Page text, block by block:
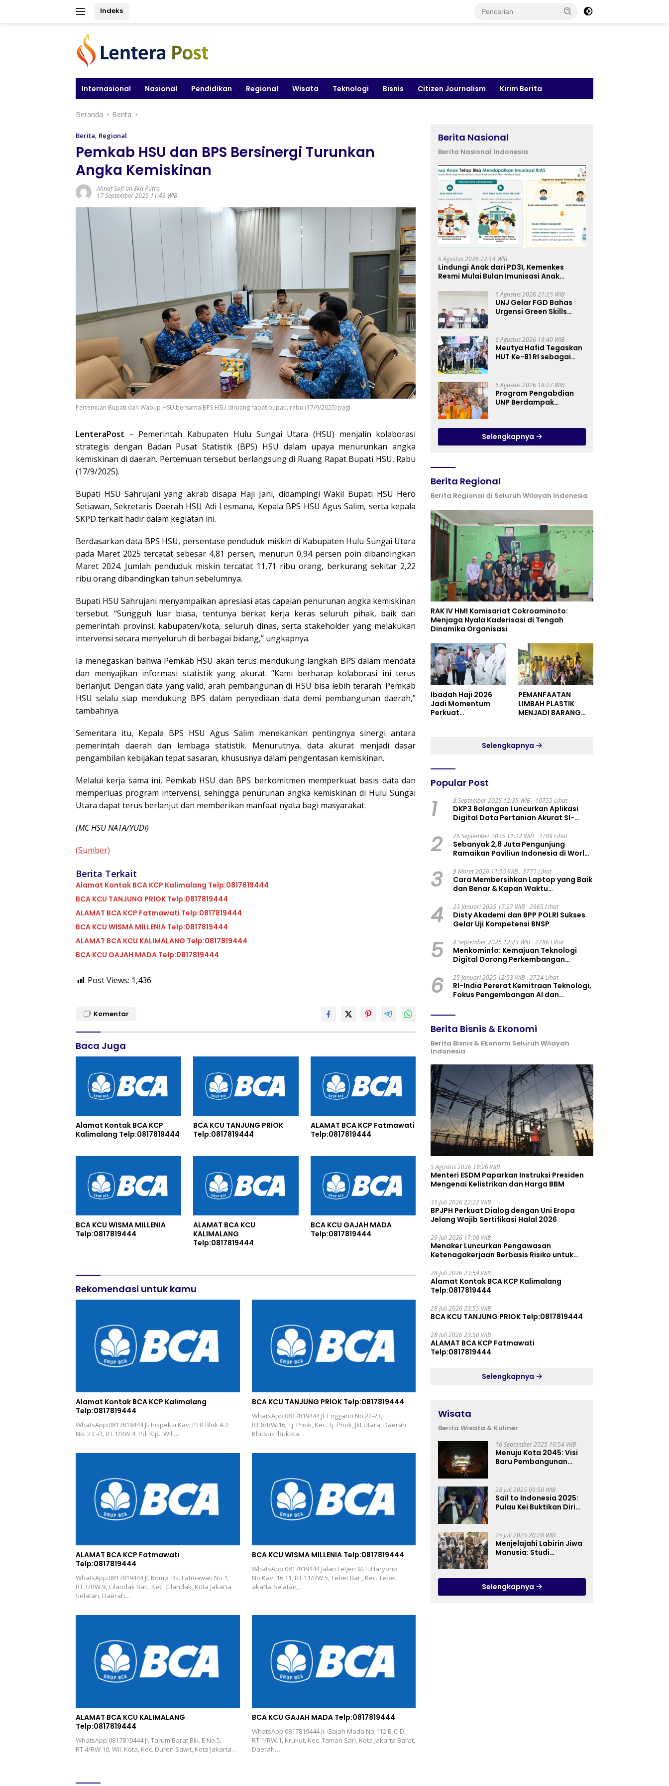
Indeks
Internasional Nasional Pendidikan Regional Wisata Teknologi Bisnis Citizen Journalism Kirim Berita
Beranda Berita
Berita, Regional
Pemkab HSU dan BPS Bersinergi Turunkan
Angka Kemiskinan
Ahnaf Sofi'an Eka Putra
17 September 2025 11:43 WIB
Pertemuan Bupati dan Wabup HSU bersama BPS HSU diruang rapat bupati, rabu (17/9/2025) pagi.
LenteraPost – Pemerintah Kabupaten Hulu Sungai Utara (HSU) menjalin kolaborasi
strategis dengan Badan Pusat Statistik (BPS) HSU dalam upaya menurunkan angka
kemiskinan di daerah. Pertemuan tersebut berlangsung di Ruang Rapat Bupati HSU, Rabu
(17/9/2025).
Bupati HSU Sahrujani yang akrab disapa Haji Jani, didampingi Wakil Bupati HSU Hero
Setiawan, Sekretaris Daerah HSU Adi Lesmana, Kepala BPS HSU Agus Salim, serta kepala
SKPD terkait hadir dalam kegiatan ini.
Berdasarkan data BPS HSU, persentase penduduk miskin di Kabupaten Hulu Sungai Utara
pada Maret 2025 tercatat sebesar 4,81 persen, menurun 0,94 persen poin dibandingkan
Maret 2024. Jumlah penduduk miskin tercatat 11,71 ribu orang, berkurang sekitar 2,22
ribu orang dibandingkan tahun sebelumnya.
Bupati HSU Sahrujani menyampaikan apresiasi atas capaian penurunan angka kemiskinan
tersebut. “Sungguh luar biasa, tentunya berkat kerja keras seluruh pihak, baik dari
pemerintah provinsi, kabupaten/kota, seluruh dinas, serta stakeholder yang melakukan
intervensi secara menyeluruh di berbagai bidang,” ungkapnya.
Ia menegaskan bahwa Pemkab HSU akan terus mendukung langkah BPS dalam mendata
dan menyajikan informasi statistik yang akurat. “Kami berharap kolaborasi ini terus
berlanjut. Dengan data yang valid, arah pembangunan di HSU bisa lebih terarah. Pemkab
HSU selalu siap mendukung BPS dalam penyediaan data demi pembangunan daerah,”
tambahnya.
Sementara itu, Kepala BPS HSU Agus Salim menekankan pentingnya sinergi antara
pemerintah daerah dan lembaga statistik. Menurutnya, data akurat menjadi dasar
pengambilan kebijakan tepat sasaran, khususnya dalam pengentasan kemiskinan.
Melalui kerja sama ini, Pemkab HSU dan BPS berkomitmen memperkuat basis data dan
memperluas program intervensi, sehingga penurunan angka kemiskinan di Hulu Sungai
Utara dapat terus berlanjut dan memberikan manfaat nyata bagi masyarakat.
(MC HSU NATA/YUDI)
(Sumber)
Berita Terkait
Alamat Kontak BCA KCP Kalimalang Telp:0817819444
BCA KCU TANJUNG PRIOK Telp:0817819444
ALAMAT BCA KCP Fatmawati Telp:0817819444
BCA KCU WISMA MILLENIA Telp:0817819444
ALAMAT BCA KCU KALIMALANG Telp:0817819444
BCA KCU GAJAH MADA Telp:0817819444
Post Views: 1,436
Komentar
Baca Juga
Alamat Kontak BCA KCP
Kalimalang Telp:0817819444
BCA KCU TANJUNG PRIOK
Telp:0817819444
ALAMAT BCA KCP Fatmawati
Telp:0817819444
BCA KCU WISMA MILLENIA
Telp:0817819444
ALAMAT BCA KCU
KALIMALANG
Telp:0817819444
BCA KCU GAJAH MADA
Telp:0817819444
Rekomendasi untuk kamu
Alamat Kontak BCA KCP Kalimalang
Telp:0817819444
WhatsApp:0817819444 Jl. Inspeksi Kav. PTB Blok A 2
No. 2 C-D, RT.1/RW.4, Pd. Klp., Wil,…
BCA KCU TANJUNG PRIOK Telp:0817819444
WhatsApp:0817819444 Jl. Enggano No.22-23,
RT.8/RW.16, Tj. Priok, Kec. Tj. Priok, Jkt Utara, Daerah
Khusus Ibukota…
ALAMAT BCA KCP Fatmawati
Telp:0817819444
WhatsApp:0817819444 Jl. Komp. Rs. Fatmawati No.1,
RT.1/RW.9, Cilandak Bar., Kec. Cilandak, Kota Jakarta
Selatan, Daerah…
BCA KCU WISMA MILLENIA Telp:0817819444
WhatsApp:0817819444 Jalan Letjen M.T. Haryono
No.Kav. 16 11, RT.11/RW.5, Tebet Bar., Kec. Tebet,
akarta Selatan,…
ALAMAT BCA KCU KALIMALANG
Telp:0817819444
WhatsApp:0817819444 Jl. Tarum Barat Blk. E No.5,
RT.4/RW.10, Wil. Kota, Kec. Duren Sawit, Kota Jakarta…
BCA KCU GAJAH MADA Telp:0817819444
WhatsApp:0817819444 Jl. Gajah Mada No.112 B-C-D,
RT.1/RW.1, Krukut, Kec. Taman Sari, Kota Jakarta Barat,
Daerah…
Berita Nasional
Berita Nasional Indonesia
6 Agustus 2026 22:14 WIB
Lindungi Anak dari PD3I, Kemenkes
Resmi Mulai Bulan Imunisasi Anak
6 Agustus 2026 21:25 WIB
UNJ Gelar FGD Bahas
Urgensi Green Skills
Kurikulum SMK
Pariwisata, Perhotelan,
dan UPW
6 Agustus 2026 18:40 WIB
Meutya Hafid Tegaskan
HUT Ke-81 RI sebagai
Kuat di Kemkomdigi
6 Agustus 2026 18:27 WIB
Program Pengabdian
UNP Berdampak
Digital Pedagogy
Selengkapnya
Berita Regional
Berita Regional di Seluruh Wilayah Indonesia
RAK IV HMI Komisariat Cokroaminoto:
Menjaga Nyala Kaderisasi di Tengah
Dinamika Organisasi
Ibadah Haji 2026
Jadi Momentum
Perkuat
PEMANFAATAN
LIMBAH PLASTIK
MENJADI BARANG
RESIDENCE
Selengkapnya
Popular Post
1 8 September 2025 12:35 WIB 10755 Lihat
DKP3 Balangan Luncurkan Aplikasi
Digital Data Pertanian Akurat SI-
2 26 September 2025 11:22 WIB 3789 Lihat
Sebanyak 2,8 Juta Pengunjung
Ramaikan Paviliun Indonesia di World
3 9 Maret 2026 11:55 WIB 3771 Lihat
Cara Membersihkan Laptop yang Baik
dan Benar & Kapan Waktu
4 23 Januari 2025 17:27 WIB 2965 Lihat
Disty Akademi dan BPP POLRI Sukses
Gelar Uji Kompetensi BNSP
5 8 September 2025 12:23 WIB 2786 Lihat
Menkominfo: Kemajuan Teknologi
Digital Dorong Perkembangan
6 25 Januari 2025 12:53 WIB 2724 Lihat
RI-India Pererat Kemitraan Teknologi,
Fokus Pengembangan AI dan
Berita Bisnis & Ekonomi
Berita Bisnis & Ekonomi Seluruh Wilayah
Indonesia
5 Agustus 2026 18:26 WIB
Menteri ESDM Paparkan Instruksi Presiden
Mengenai Kelistrikan dan Harga BBM
31 Juli 2026 22:22 WIB
BPJPH Perkuat Dialog dengan Uni Eropa
Jelang Wajib Sertifikasi Halal 2026
29 Juli 2026 17:00 WIB
Menaker Luncurkan Pengawasan
Ketenagakerjaan Berbasis Risiko untuk
28 Juli 2026 23:59 WIB
Alamat Kontak BCA KCP Kalimalang
Telp:0817819444
28 Juli 2026 23:55 WIB
BCA KCU TANJUNG PRIOK Telp:0817819444
28 Juli 2026 23:50 WIB
ALAMAT BCA KCP Fatmawati
Telp:0817819444
Selengkapnya
Wisata
Berita Wisata & Kuliner
16 September 2025 16:54 WIB
Menuju Kota 2045: Visi
Baru Pembangunan
28 Juli 2025 09:50 WIB
Sail to Indonesia 2025:
Pulau Kei Buktikan Diri
25 Juli 2025 20:28 WIB
Menjelajahi Labirin Jiwa
Manusia: Studi
Pandanaran di RSJ
Grhasia
Selengkapnya